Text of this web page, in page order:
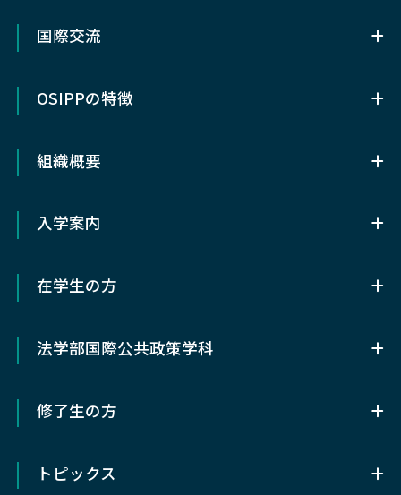
OSIPP基幹講座教員（専任）
国際交流
留学について
OSIPPの特徴
OSIPPについて
組織概要
OSIPPライブラリー
入学案内
前期（修士）課程入試情報
OSIPPの教育・研究の 8つの特徴
在学生の方
履修/研究支援
法学部国際公共政策学科
法学部国際公共政策学科とは
修了生の方
同窓会動心会
トピックス